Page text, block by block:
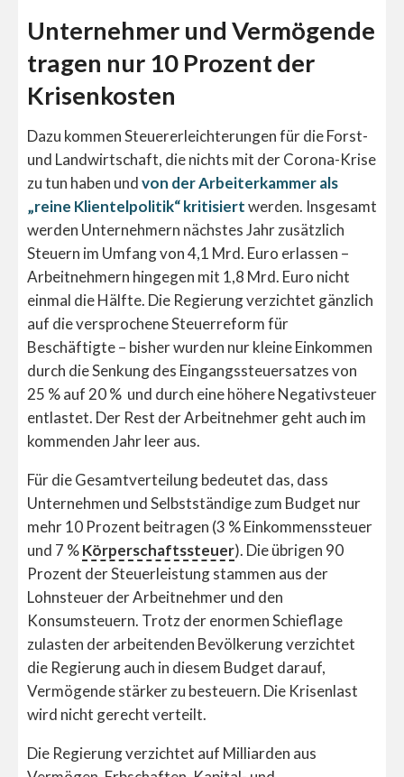
Unternehmer und Vermögende
tragen nur 10 Prozent der
Krisenkosten
Dazu kommen Steuererleichterungen für die Forst-
und Landwirtschaft, die nichts mit der Corona-Krise
zu tun haben undvon der Arbeiterkammer als
„reine Klientelpolitik“ kritisiertwerden. Insgesamt
werden Unternehmern nächstes Jahr zusätzlich
Steuern im Umfang von 4,1 Mrd. Euro erlassen –
Arbeitnehmern hingegen mit 1,8 Mrd. Euro nicht
einmal die Hälfte. Die Regierung verzichtet gänzlich
auf die versprochene Steuerreform für
Beschäftigte – bisher wurden nur kleine Einkommen
durch die Senkung des Eingangssteuersatzes von
25 % auf 20 % und durch eine höhere Negativsteuer
entlastet. Der Rest der Arbeitnehmer geht auch im
kommenden Jahr leer aus.
Für die Gesamtverteilung bedeutet das, dass
Unternehmen und Selbstständige zum Budget nur
mehr 10 Prozent beitragen (3 % Einkommenssteuer
und 7 %Körperschaftssteuer). Die übrigen 90
Prozent der Steuerleistung stammen aus der
Lohnsteuer der Arbeitnehmer und den
Konsumsteuern. Trotz der enormen Schieflage
zulasten der arbeitenden Bevölkerung verzichtet
die Regierung auch in diesem Budget darauf,
Vermögende stärker zu besteuern. Die Krisenlast
wird nicht gerecht verteilt.
Die Regierung verzichtet auf Milliarden aus